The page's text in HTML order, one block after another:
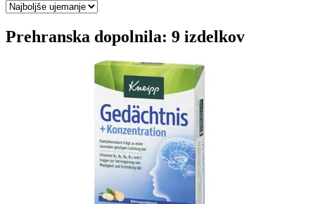
Prehranska dopolnila: 9 izdelkov